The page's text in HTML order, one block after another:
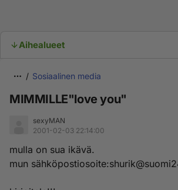
Aihealueet
Sosiaalinen media
MIMMILLE"love you"
sexyMAN
2001-02-03 22:14:00
mulla on sua ikävä.
mun sähköpostiosoite: